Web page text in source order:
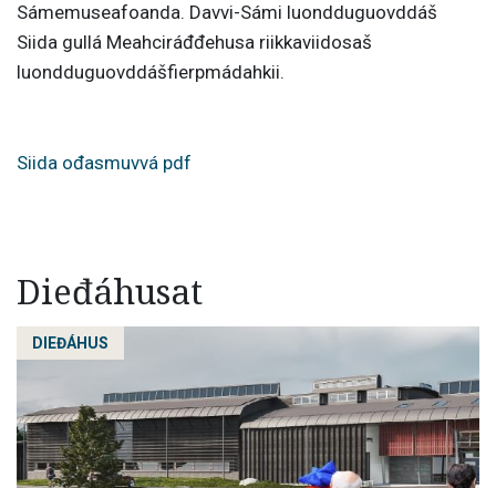
Sámemuseafoanda. Davvi-Sámi luondduguovddáš
Siida gullá Meahciráđđehusa riikkaviidosaš
luondduguovddášfierpmádahkii.
Siida ođasmuvvá pdf
Dieđáhusat
DIEĐÁHUS